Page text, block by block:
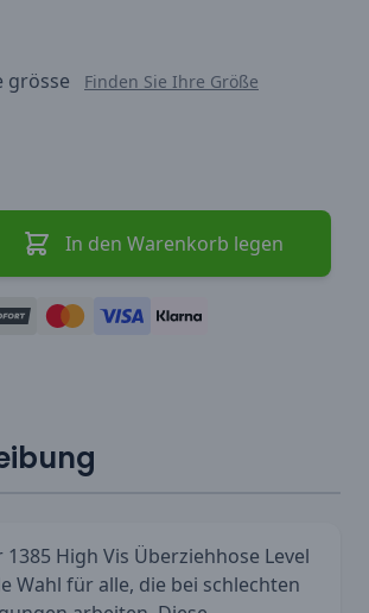
grösse Finden Sie Ihre Größe
In den Warenkorb legen
1385 High Vis Überziehhose Level
Wahl für alle, die bei schlechten